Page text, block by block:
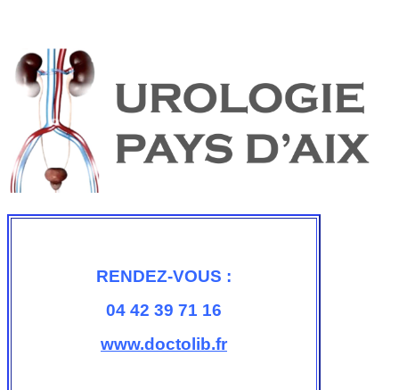
RENDEZ-VOUS :
04 42 39 71 16
www.doctolib.fr